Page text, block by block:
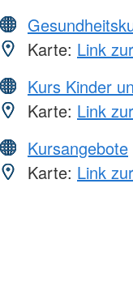
Karte: Link
Kurs Kinder
Karte: Link
Kursangebote
Karte: Link